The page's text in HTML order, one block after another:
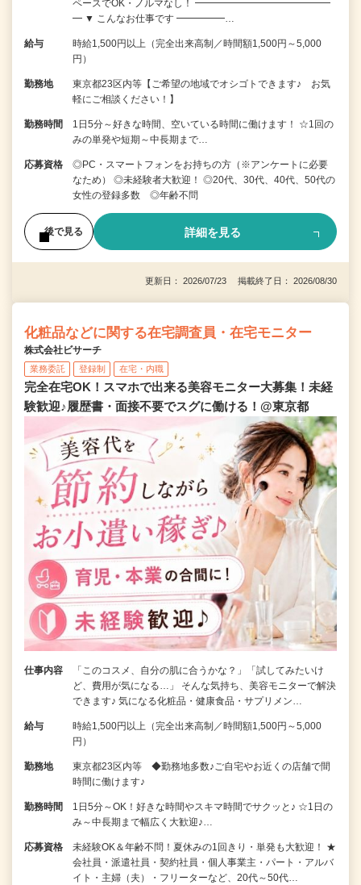
ペースでOK・ノルマなし！ ━━━━━━━━━━━━━━
━ ▼ こんなお仕事です ━━━━━…
給与
時給1,500円以上（完全出来高制／時間額1,500円～5,000
円）
勤務地
東京都23区内等【ご希望の地域でオシゴトできます♪ お気
軽にご相談ください！】
勤務時間
1日5分～好きな時間、空いている時間に働けます！ ☆1回の
みの単発や短期～中長期まで…
応募資格
◎PC・スマートフォンをお持ちの方（※アンケートに必要
なため） ◎未経験者大歓迎！ ◎20代、30代、40代、50代の
女性の登録多数 ◎年齢不問
後で見る 詳細を見る
更新日： 2026/07/23 掲載終了日： 2026/08/30
化粧品などに関する在宅調査員・在宅モニター
株式会社ビサーチ
業務委託 登録制 在宅・内職
完全在宅OK！スマホで出来る美容モニター大募集！未経
験歓迎♪履歴書・面接不要でスグに働ける！@東京都
仕事内容
「このコスメ、自分の肌に合うかな？」「試してみたいけ
ど、費用が気になる…」 そんな気持ち、美容モニターで解決
できます♪ 気になる化粧品・健康食品・サプリメン…
給与
時給1,500円以上（完全出来高制／時間額1,500円～5,000
円）
勤務地
東京都23区内等 ◆勤務地多数♪ご自宅やお近くの店舗で間
時間に働けます♪
勤務時間
1日5分～OK！好きな時間やスキマ時間でサクッと♪ ☆1日の
み～中長期まで幅広く大歓迎♪…
応募資格
未経験OK＆年齢不問！夏休みの1回きり・単発も大歓迎！ ★
会社員・派遣社員・契約社員・個人事業主・パート・アルバ
イト・主婦（夫）・フリーターなど、20代～50代…